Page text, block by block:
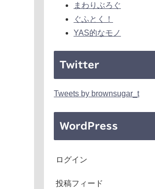
まわりぶろぐ
ぐふとく！
YAS的なモノ
Twitter
Tweets by brownsugar_t
WordPress
ログイン
投稿フィード